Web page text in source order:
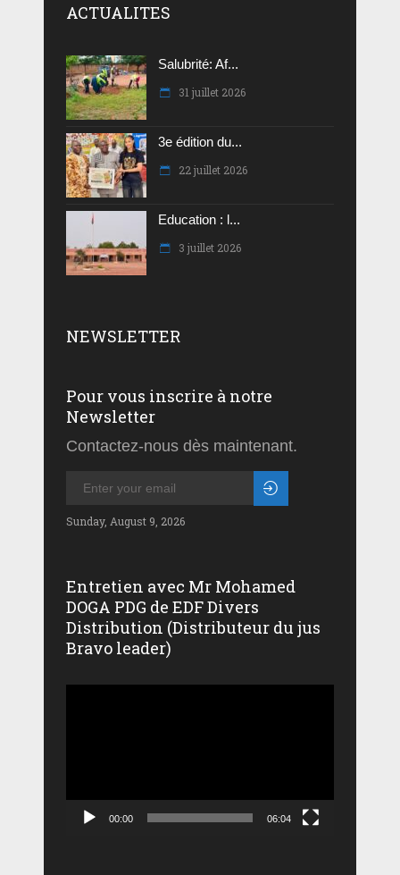
ACTUALITES
Salubrité: Af...
31 juillet 2026
3e édition du...
22 juillet 2026
Education : l...
3 juillet 2026
NEWSLETTER
Pour vous inscrire à notre
Newsletter
Contactez-nous dès maintenant.
Sunday, August 9, 2026
Entretien avec Mr Mohamed
DOGA PDG de EDF Divers
Distribution (Distributeur du jus
Bravo leader)
00:00 06:04